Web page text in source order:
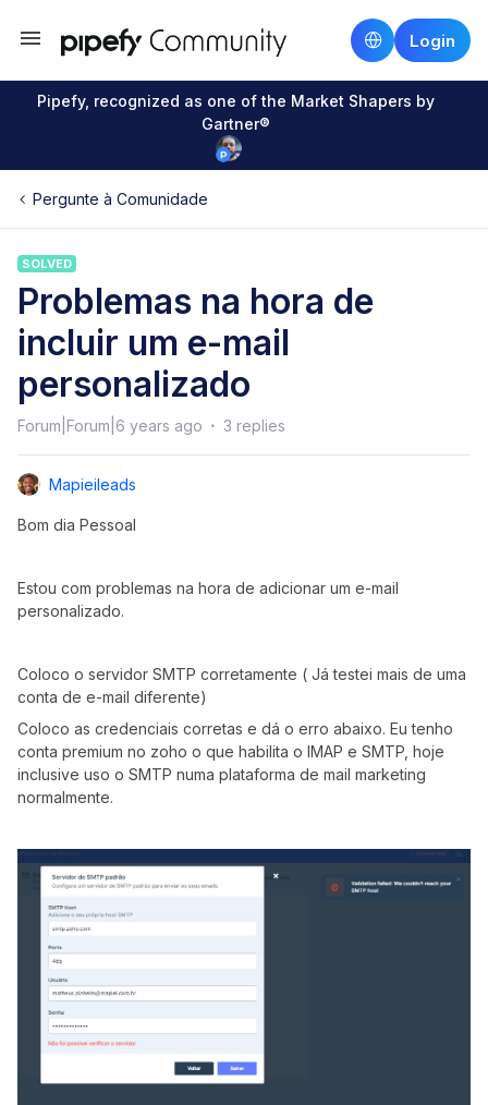
Login
Pipefy, recognized as one of the Market Shapers by
Gartner®
Pergunte à Comunidade
SOLVED
Problemas na hora de
incluir um e-mail
personalizado
Forum|Forum|6 years ago 3 replies
Mapieileads
Bom dia Pessoal
Estou com problemas na hora de adicionar um e-mail
personalizado.
Coloco o servidor SMTP corretamente ( Já testei mais de uma
conta de e-mail diferente)
Coloco as credenciais corretas e dá o erro abaixo. Eu tenho
conta premium no zoho o que habilita o IMAP e SMTP, hoje
inclusive uso o SMTP numa plataforma de mail marketing
normalmente.